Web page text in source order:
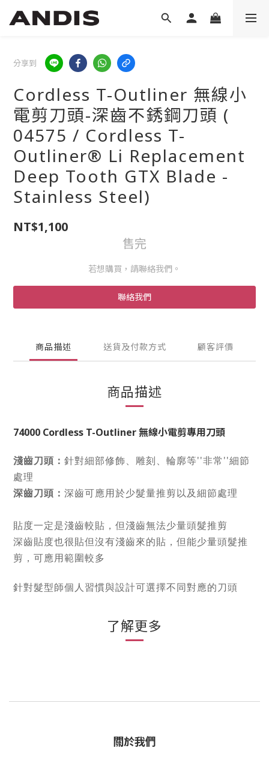
分享到
Cordless T-Outliner 無線小
電剪刀頭-深齒不銹鋼刀頭 (
04575 / Cordless T-
Outliner® Li Replacement
Deep Tooth GTX Blade -
Stainless Steel)
NT$1,100
售完
若想購買，請聯絡我們。
聯絡我們
商品描述 送貨及付款方式 顧客評價
商品描述
74000 Cordless T-Outliner 無線小電剪專用刀頭
淺齒刀頭： 針對細部修飾、雕刻、輪廓等''非常''細節
處理
深齒刀頭： 深齒可應用於少髮量推剪以及細節處理
貼度一定是淺齒較貼，但淺齒無法少量頭髮推剪
深齒貼度也很貼但沒有淺齒來的貼，但能少量頭髮推
剪，可應用範圍較多
針對髮型師個人習慣與設計可選擇不同對應的刀頭
了解更多
關於我們